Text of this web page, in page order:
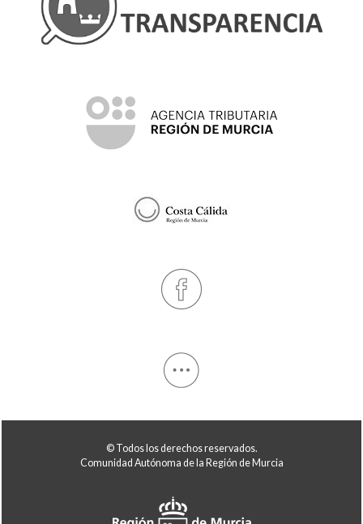
© Todos los derechos reservados.
Comunidad Autónoma de la Región de Murcia